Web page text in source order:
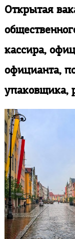
Открытая
кассира,
официанта,
упаковщика,